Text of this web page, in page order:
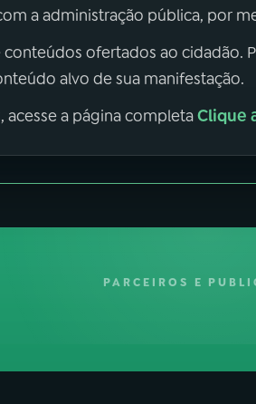
a administração pública, por
ofertados ao cidadão.
alvo de sua manifestação.
acesse a página completaClique
PARCEIROS E